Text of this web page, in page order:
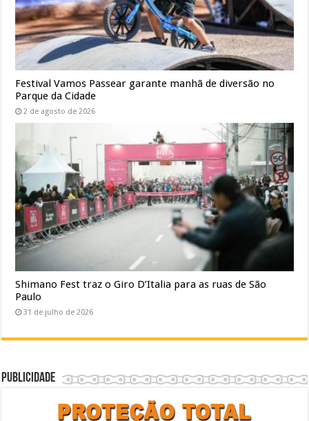
Festival Vamos Passear garante manhã de diversão no
Parque da Cidade
2 de agosto de 2026
Shimano Fest traz o Giro D’Italia para as ruas de São
Paulo
31 de julho de 2026
Publicidade